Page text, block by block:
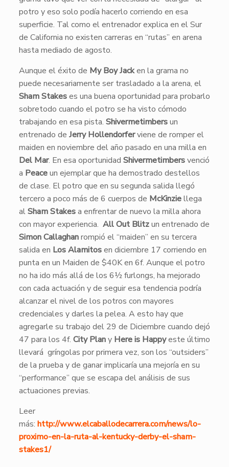
potro y eso solo podía hacerlo corriendo en esa
superficie. Tal como el entrenador explica en el Sur
de California no existen carreras en “rutas” en arena
hasta mediado de agosto.
​Aunque el éxito de My Boy Jacken la grama no
puede necesariamente ser trasladado a la arena, el
Sham Stakeses una buena oportunidad para probarlo
sobretodo cuando el potro se ha visto cómodo
trabajando en esa pista. Shivermetimbersun
entrenado de Jerry Hollendorferviene de romper el
maiden en noviembre del año pasado en una milla en
Del Mar. En esa oportunidad Shivermetimbersvenció
a Peaceun ejemplar que ha demostrado destellos
de clase. El potro que en su segunda salida llegó
tercero a poco más de 6 cuerpos de McKinziellega
alSham Stakesa enfrentar de nuevo la milla ahora
con mayor experiencia. All Out Blitzun entrenado de
Simon Callaghanrompió el “maiden” en su tercera
salida en Los Alamitosen diciembre 17 corriendo en
punta en un Maiden de $40K en 6f. Aunque el potro
no ha ido más allá de los 6½ furlongs, ha mejorado
con cada actuación y de seguir esa tendencia podría
alcanzar el nivel de los potros con mayores
credenciales y darles la pelea. A esto hay que
agregarle su trabajo del 29 de Diciembre cuando dejó
47 para los 4f. City PlanyHere is Happyeste último
llevará gríngolas por primera vez, son los “outsiders”
de la prueba y de ganar implicaría una mejoría en su
“performance” que se escapa del análisis de sus
actuaciones previas.
Leer
más: http://www.elcaballodecarrera.com/news/lo-
proximo-en-la-ruta-al-kentucky-derby-el-sham-
stakes1/